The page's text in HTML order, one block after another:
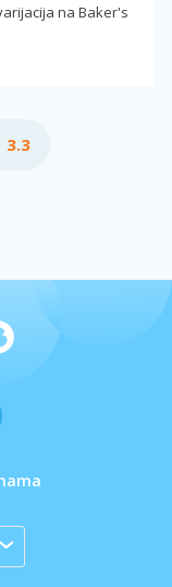
na Baker's
3.3